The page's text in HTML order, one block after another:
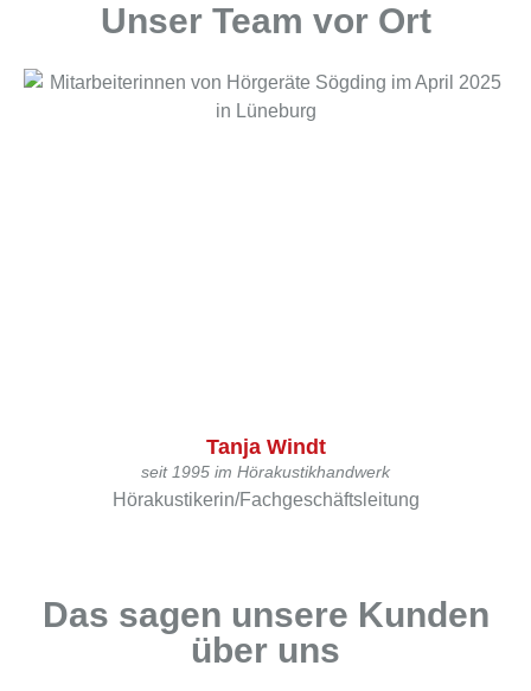
Unser Team vor Ort
Tanja Windt
seit 1995 im Hörakustikhandwerk
Hörakustikerin/Fachgeschäftsleitung
Das sagen unsere Kunden
über uns